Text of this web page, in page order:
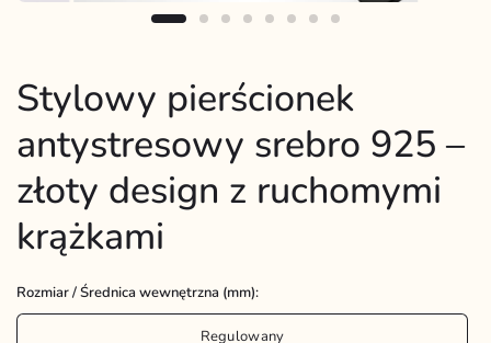
Stylowy pierścionek
antystresowy srebro 925 –
złoty design z ruchomymi
krążkami
Rozmiar / Średnica wewnętrzna (mm):
Regulowany